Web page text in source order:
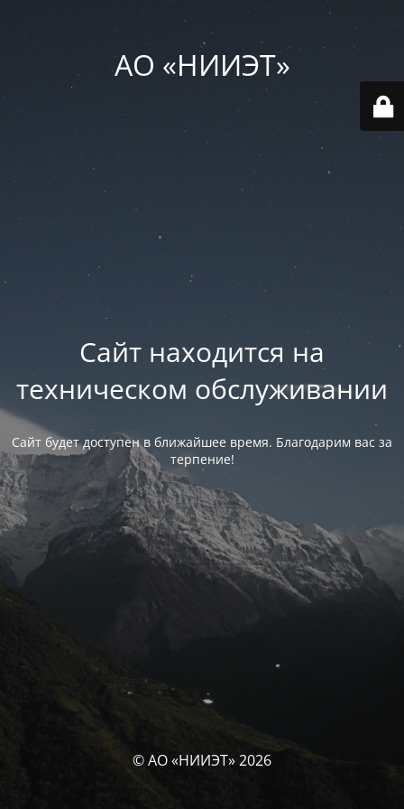
АО «НИИЭТ»
Сайт находится на
техническом обслуживании
Сайт будет доступен в ближайшее время. Благодарим вас за
терпение!
© АО «НИИЭТ» 2026